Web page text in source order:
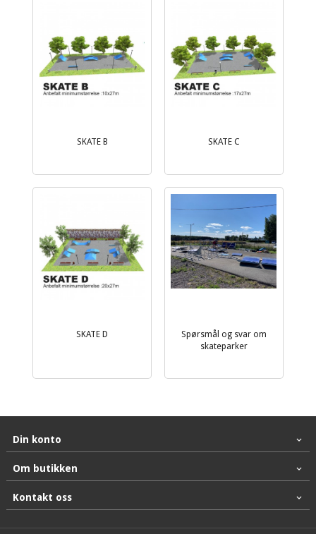
SKATE B SKATE C
SKATE D
Spørsmål og svar om
skateparker
Din konto
Om butikken
Kontakt oss